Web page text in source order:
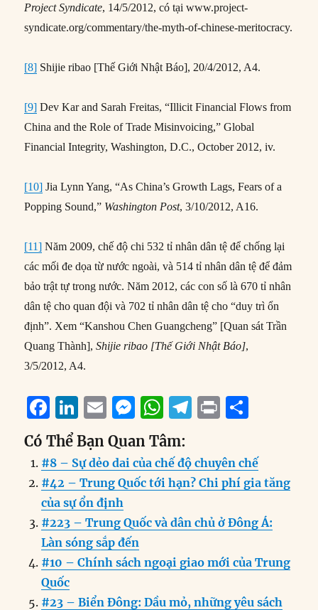
Project Syndicate, 14/5/2012, có tại www.project-
syndicate.org/commentary/the-myth-of-chinese-meritocracy.
[8] Shijie ribao [Thế Giới Nhật Báo], 20/4/2012, A4.
[9] Dev Kar and Sarah Freitas, “Illicit Financial Flows from
China and the Role of Trade Misinvoicing,” Global
Financial Integrity, Washington, D.C., October 2012, iv.
[10] Jia Lynn Yang, “As China’s Growth Lags, Fears of a
Popping Sound,” Washington Post, 3/10/2012, A16.
[11] Năm 2009, chế độ chi 532 tỉ nhân dân tệ để chống lại
các mối đe dọa từ nước ngoài, và 514 tỉ nhân dân tệ để đảm
bảo trật tự trong nước. Năm 2012, các con số là 670 tỉ nhân
dân tệ cho quan đội và 702 tỉ nhân dân tệ cho “duy trì ổn
định”. Xem “Kanshou Chen Guangcheng” [Quan sát Trần
Quang Thành],Shijie ribao [Thế Giới Nhật Báo],
3/5/2012, A4.
F
a
c
e
b
o
o
k
Li
n
k
e
d
I
n
E
m
ai
l
M
ss
e
n
g
er
W
h
at
s
A
p
T
e
g
r
a
P
n
t
a
re
Có Thể Bạn Quan Tâm:
#8 – Sự dẻo dai của chế độ chuyên chế
#42 – Trung Quốc tới hạn? Chi phí gia tăng
của sự ổn định
#223 – Trung Quốc và dân chủ ở Đông Á:
Làn sóng sắp đến
#10 – Chính sách ngoại giao mới của Trung
Quốc
#23 – Biển Đông: Dầu mỏ, những yêu sách